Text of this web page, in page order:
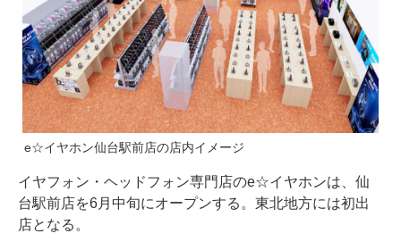
e☆イヤホン仙台駅前店の店内イメージ
イヤフォン・ヘッドフォン専門店のe☆イヤホンは、仙
台駅前店を6月中旬にオープンする。東北地方には初出
店となる。